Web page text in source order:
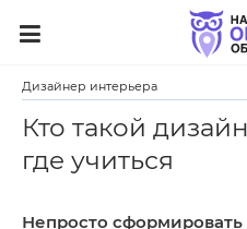
Дизайнер интерьера
Кто такой
где учиться
Непросто